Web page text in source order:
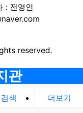
: 전영인
reserved.
관
검색 더보기